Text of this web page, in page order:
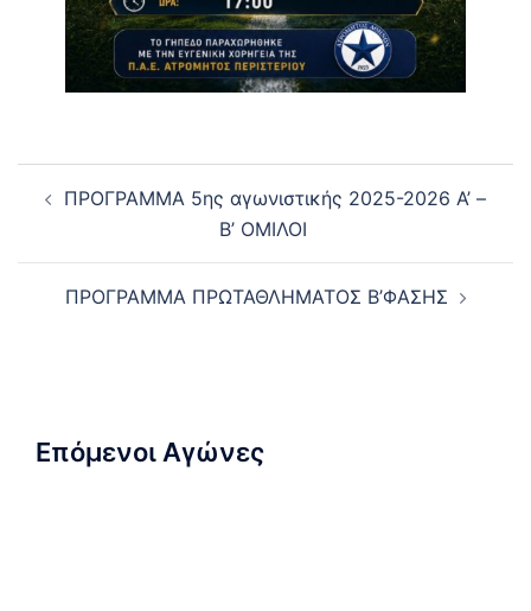
navigation
ΠΡΟΓΡΑΜΜΑ 5ης αγωνιστικής 2025-2026 Α’ –
Β’ ΟΜΙΛΟΙ
ΠΡΟΓΡΑΜΜΑ ΠΡΩΤΑΘΛΗΜΑΤΟΣ Β’ΦΑΣΗΣ
Επόμενοι Αγώνες